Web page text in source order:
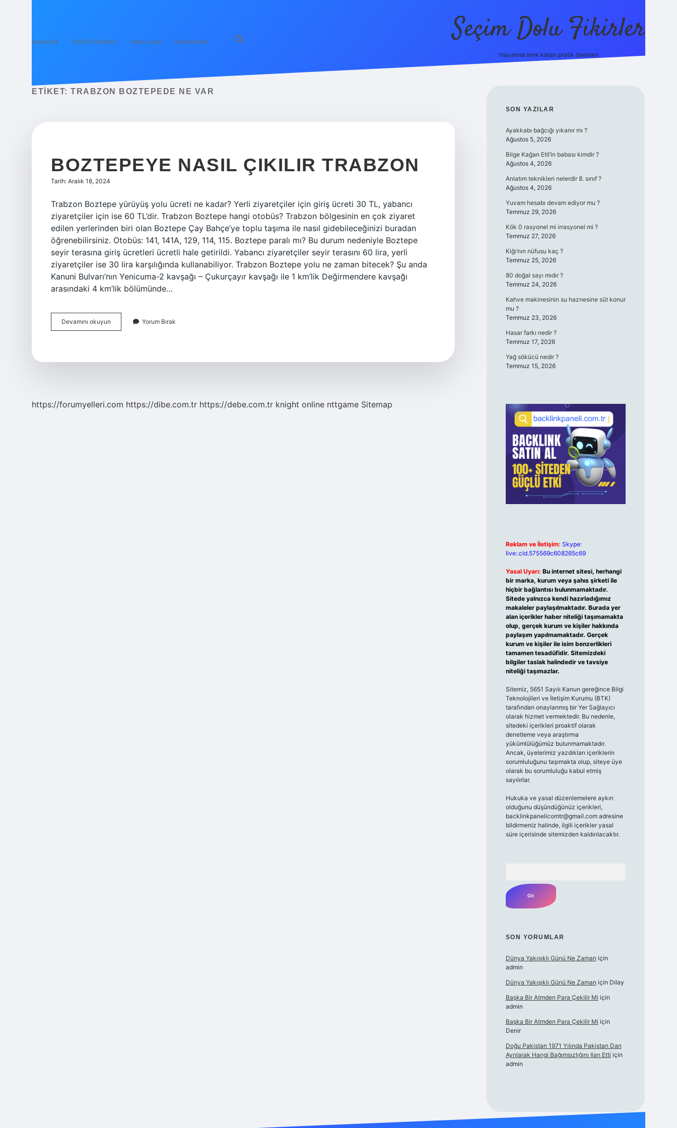
Anasayfa Gizlilik Politikası Yasal Uyarı Hakkımızda Seçim Dolu Fikirler
Hayatına renk katan pratik öneriler!
ETIKET: TRABZON BOZTEPEDE NE VAR
BOZTEPEYE NASIL ÇIKILIR TRABZON
Tarih: Aralık 18, 2024
Trabzon Boztepe yürüyüş yolu ücreti ne kadar? Yerli ziyaretçiler için giriş ücreti 30 TL, yabancı
ziyaretçiler için ise 60 TL’dir. Trabzon Boztepe hangi otobüs? Trabzon bölgesinin en çok ziyaret
edilen yerlerinden biri olan Boztepe Çay Bahçe’ye toplu taşıma ile nasıl gidebileceğinizi buradan
öğrenebilirsiniz. Otobüs: 141, 141A, 129, 114, 115. Boztepe paralı mı? Bu durum nedeniyle Boztepe
seyir terasına giriş ücretleri ücretli hale getirildi. Yabancı ziyaretçiler seyir terasını 60 lira, yerli
ziyaretçiler ise 30 lira karşılığında kullanabiliyor. Trabzon Boztepe yolu ne zaman bitecek? Şu anda
Kanuni Bulvarı’nın Yenicuma-2 kavşağı – Çukurçayır kavşağı ile 1 km’lik Değirmendere kavşağı
arasındaki 4 km’lik bölümünde…
Devamını okuyun Boztepeye
Nasıl
Yorum Bırak
https://forumyelleri.com https://dibe.com.tr https://debe.com.tr knight online nttgame Sitemap
SIDEBAR
SON YAZILAR
Ayakkabı bağcığı yıkanır mı ?
Ağustos 5, 2026
Bilge Kağan Etil’in babası kimdir ?
Ağustos 4, 2026
Anlatım teknikleri nelerdir 8. sınıf ?
Ağustos 4, 2026
Yuvam hesabı devam ediyor mu ?
Temmuz 29, 2026
Kök 0 rasyonel mi irrasyonel mi ?
Temmuz 27, 2026
Kiğı’nın nüfusu kaç ?
Temmuz 25, 2026
80 doğal sayı mıdır ?
Temmuz 24, 2026
Kahve makinesinin su haznesine süt konur
mu ?
Temmuz 23, 2026
Hasar farkı nedir ?
Temmuz 17, 2026
Yağ sökücü nedir ?
Temmuz 15, 2026
Reklam ve İletişim: Skype:
live:.cid.575569c608265c69
Yasal Uyarı: Bu internet sitesi, herhangi
bir marka, kurum veya şahıs şirketi ile
hiçbir bağlantısı bulunmamaktadır.
Sitede yalnızca kendi hazırladığımız
makaleler paylaşılmaktadır. Burada yer
alan içerikler haber niteliği taşımamakta
olup, gerçek kurum ve kişiler hakkında
paylaşım yapılmamaktadır. Gerçek
kurum ve kişiler ile isim benzerlikleri
tamamen tesadüfidir. Sitemizdeki
bilgiler taslak halindedir ve tavsiye
niteliği taşımazlar.
Sitemiz, 5651 Sayılı Kanun gereğince Bilgi
Teknolojileri ve İletişim Kurumu (BTK)
tarafından onaylanmış bir Yer Sağlayıcı
olarak hizmet vermektedir. Bu nedenle,
sitedeki içerikleri proaktif olarak
denetleme veya araştırma
yükümlülüğümüz bulunmamaktadır.
Ancak, üyelerimiz yazdıkları içeriklerin
sorumluluğunu taşımakta olup, siteye üye
olarak bu sorumluluğu kabul etmiş
sayılırlar.
Hukuka ve yasal düzenlemelere aykırı
olduğunu düşündüğünüz içerikleri,
backlinkpanelicomtr@gmail.comadresine
bildirmeniz halinde, ilgili içerikler yasal
süre içerisinde sitemizden kaldırılacaktır.
SON YORUMLAR
Dünya Yakışıklı Günü Ne Zaman için
admin
Dünya Yakışıklı Günü Ne Zaman için Dilay
Başka Bir Atmden Para Çekilir Mi için
admin
Başka Bir Atmden Para Çekilir Mi için
Denir
Doğu Pakistan 1971 Yılında Pakistan Dan
Ayrılarak Hangi Bağımsızlığını Ilan Etti için
admin